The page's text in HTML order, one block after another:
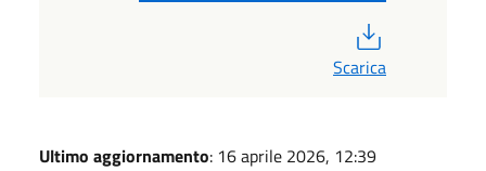
Scarica
Ultimo aggiornamento: 16 aprile 2026, 12:39